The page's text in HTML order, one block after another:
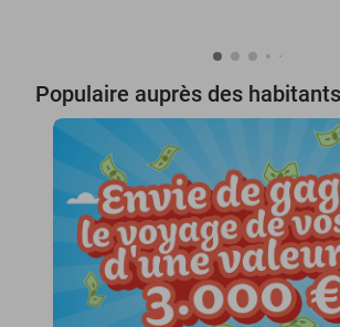
Populaire auprès des